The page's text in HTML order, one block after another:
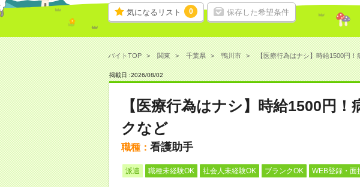
気になるリスト 0 保存した希望条件
バイトTOP 関東 千葉県 鴨川市 【医療行為はナシ】時給1500円
掲載日 :2026/08/02
【医療行為はナシ】時給1500円
クなど
職種： 看護助手
派遣 職種未経験OK 社会人未経験OK ブランクOK WEB登録・面